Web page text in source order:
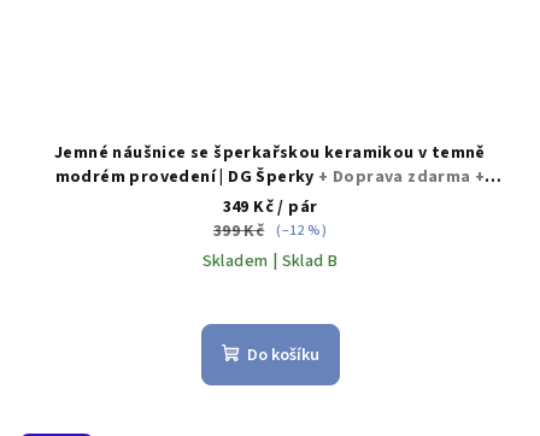
Jemné náušnice se šperkařskou keramikou v temně
modrém provedení | DG Šperky + Doprava zdarma +
Dárkové balení zdarma
349 Kč/ pár
399 Kč (–12 %)
Skladem | Sklad B
hodnocení
produktu
Do košíku